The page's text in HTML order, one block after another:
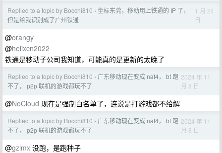
Replied to a topic by Bocchi810 › 坐标东莞，移动用上铁通的 IP 了，
但是给我识别成了广州铁通
1 月 24
日
@orangy
@helixcn2022
铁通是移动子公司我知道，可能真的是更新的太晚了
Replied to a topic by Bocchi810 › 广东移动现在变成 nat4， bt 跑
不了， p2p 联机的游戏都玩不了
2024 年 11
月 8 日
@NoCloud 现在是强制白名单了，连说是打游戏都不给解
Replied to a topic by Bocchi810 › 广东移动现在变成 nat4， bt 跑
不了， p2p 联机的游戏都玩不了
2024 年 11
月 8 日
@gzlmx 没跑，是跑种子